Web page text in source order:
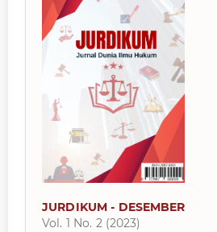
JURDIKUM - DESEMBER
Vol. 1 No. 2 (2023)